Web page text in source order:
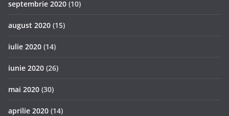
septembrie 2020 (10)
august 2020 (15)
iulie 2020 (14)
iunie 2020 (26)
mai 2020 (30)
aprilie 2020 (14)